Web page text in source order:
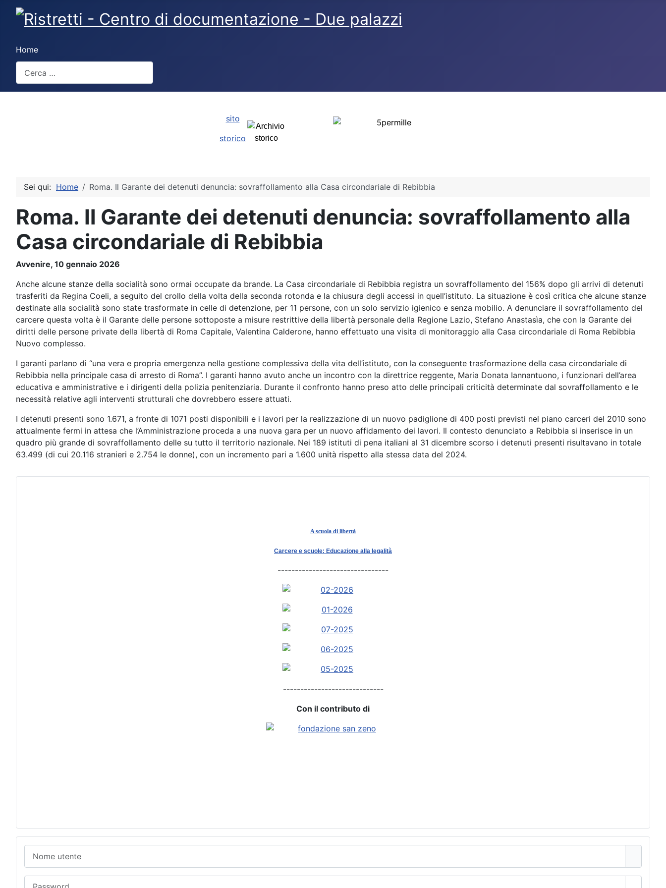
Home
sito
storico
Sei qui: Home Roma. Il Garante dei detenuti denuncia: sovraffollamento alla Casa circondariale di Rebibbia
Roma. Il Garante dei detenuti denuncia: sovraffollamento alla
Casa circondariale di Rebibbia
Avvenire, 10 gennaio 2026
Anche alcune stanze della socialità sono ormai occupate da brande. La Casa circondariale di Rebibbia registra un sovraffollamento del 156% dopo gli arrivi di detenuti
trasferiti da Regina Coeli, a seguito del crollo della volta della seconda rotonda e la chiusura degli accessi in quell’istituto. La situazione è così critica che alcune stanze
destinate alla socialità sono state trasformate in celle di detenzione, per 11 persone, con un solo servizio igienico e senza mobilio. A denunciare il sovraffollamento del
carcere questa volta è il Garante delle persone sottoposte a misure restrittive della libertà personale della Regione Lazio, Stefano Anastasìa, che con la Garante dei
diritti delle persone private della libertà di Roma Capitale, Valentina Calderone, hanno effettuato una visita di monitoraggio alla Casa circondariale di Roma Rebibbia
Nuovo complesso.
I garanti parlano di “una vera e propria emergenza nella gestione complessiva della vita dell’istituto, con la conseguente trasformazione della casa circondariale di
Rebibbia nella principale casa di arresto di Roma”. I garanti hanno avuto anche un incontro con la direttrice reggente, Maria Donata Iannantuono, i funzionari dell’area
educativa e amministrative e i dirigenti della polizia penitenziaria. Durante il confronto hanno preso atto delle principali criticità determinate dal sovraffollamento e le
necessità relative agli interventi strutturali che dovrebbero essere attuati.
I detenuti presenti sono 1.671, a fronte di 1071 posti disponibili e i lavori per la realizzazione di un nuovo padiglione di 400 posti previsti nel piano carceri del 2010 sono
attualmente fermi in attesa che l’Amministrazione proceda a una nuova gara per un nuovo affidamento dei lavori. Il contesto denunciato a Rebibbia si inserisce in un
quadro più grande di sovraffollamento delle su tutto il territorio nazionale. Nei 189 istituti di pena italiani al 31 dicembre scorso i detenuti presenti risultavano in totale
63.499 (di cui 20.116 stranieri e 2.754 le donne), con un incremento pari a 1.600 unità rispetto alla stessa data del 2024.
A scuola di libertà
Carcere e scuole: Educazione alla legalità
--------------------------------
-----------------------------
Con il contributo di